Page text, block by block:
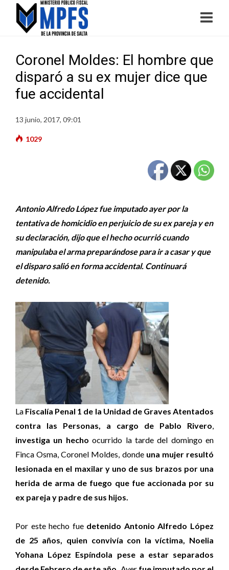
Coronel Moldes: El hombre que
disparó a su ex mujer dice que
fue accidental
13 junio, 2017, 09:01
1029
Antonio Alfredo López fue imputado ayer por la
tentativa de homicidio en perjuicio de su ex pareja y en
su declaración, dijo que el hecho ocurrió cuando
manipulaba el arma preparándose para ir a casar y que
el disparo salió en forma accidental. Continuará
detenido.
La Fiscalía Penal 1 de la Unidad de Graves Atentados
contra las Personas, a cargo de Pablo Rivero,
investiga un hecho ocurrido la tarde del domingo en
Finca Osma, Coronel Moldes, donde una mujer resultó
lesionada en el maxilar y uno de sus brazos por una
herida de arma de fuego que fue accionada por su
ex pareja y padre de sus hijos.
Por este hecho fue detenido Antonio Alfredo López
de 25 años, quien convivía con la víctima, Noelia
Yohana López Espíndola pese a estar separados